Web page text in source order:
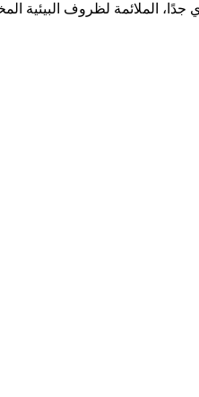
الملائمة لظروف البیئیة